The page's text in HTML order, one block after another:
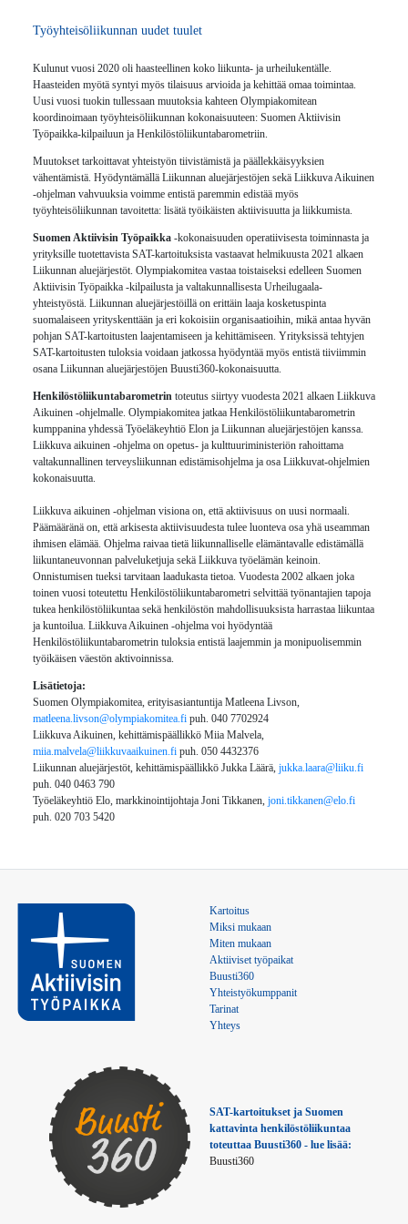
Työyhteisöliikunnan uudet tuulet
Kulunut vuosi 2020 oli haasteellinen koko liikunta- ja urheilukentälle.
Haasteiden myötä syntyi myös tilaisuus arvioida ja kehittää omaa toimintaa.
Uusi vuosi tuokin tullessaan muutoksia kahteen Olympiakomitean
koordinoimaan työyhteisöliikunnan kokonaisuuteen: Suomen Aktiivisin
Työpaikka-kilpailuun ja Henkilöstöliikuntabarometriin.
Muutokset tarkoittavat yhteistyön tiivistämistä ja päällekkäisyyksien
vähentämistä. Hyödyntämällä Liikunnan aluejärjestöjen sekä Liikkuva Aikuinen
-ohjelman vahvuuksia voimme entistä paremmin edistää myös
työyhteisöliikunnan tavoitetta: lisätä työikäisten aktiivisuutta ja liikkumista.
Suomen Aktiivisin Työpaikka -kokonaisuuden operatiivisesta toiminnasta ja
yrityksille tuotettavista SAT-kartoituksista vastaavat helmikuusta 2021 alkaen
Liikunnan aluejärjestöt. Olympiakomitea vastaa toistaiseksi edelleen Suomen
Aktiivisin Työpaikka -kilpailusta ja valtakunnallisesta Urheilugaala-
yhteistyöstä. Liikunnan aluejärjestöillä on erittäin laaja kosketuspinta
suomalaiseen yrityskenttään ja eri kokoisiin organisaatioihin, mikä antaa hyvän
pohjan SAT-kartoitusten laajentamiseen ja kehittämiseen. Yrityksissä tehtyjen
SAT-kartoitusten tuloksia voidaan jatkossa hyödyntää myös entistä tiiviimmin
osana Liikunnan aluejärjestöjen Buusti360-kokonaisuutta.
Henkilöstöliikuntabarometrin toteutus siirtyy vuodesta 2021 alkaen Liikkuva
Aikuinen -ohjelmalle. Olympiakomitea jatkaa Henkilöstöliikuntabarometrin
kumppanina yhdessä Työeläkeyhtiö Elon ja Liikunnan aluejärjestöjen kanssa.
Liikkuva aikuinen -ohjelma on opetus- ja kulttuuriministeriön rahoittama
valtakunnallinen terveysliikunnan edistämisohjelma ja osa Liikkuvat-ohjelmien
kokonaisuutta.
Liikkuva aikuinen -ohjelman visiona on, että aktiivisuus on uusi normaali.
Päämääränä on, että arkisesta aktiivisuudesta tulee luonteva osa yhä useamman
ihmisen elämää. Ohjelma raivaa tietä liikunnalliselle elämäntavalle edistämällä
liikuntaneuvonnan palveluketjuja sekä Liikkuva työelämän keinoin.
Onnistumisen tueksi tarvitaan laadukasta tietoa. Vuodesta 2002 alkaen joka
toinen vuosi toteutettu Henkilöstöliikuntabarometri selvittää työnantajien tapoja
tukea henkilöstöliikuntaa sekä henkilöstön mahdollisuuksista harrastaa liikuntaa
ja kuntoilua. Liikkuva Aikuinen -ohjelma voi hyödyntää
Henkilöstöliikuntabarometrin tuloksia entistä laajemmin ja monipuolisemmin
työikäisen väestön aktivoinnissa.
Lisätietoja:
Suomen Olympiakomitea, erityisasiantuntija Matleena Livson,
matleena.livson@olympiakomitea.fi puh. 040 7702924
Liikkuva Aikuinen, kehittämispäällikkö Miia Malvela,
miia.malvela@liikkuvaaikuinen.fi puh. 050 4432376
Liikunnan aluejärjestöt, kehittämispäällikkö Jukka Läärä, jukka.laara@liiku.fi
puh. 040 0463 790
Työeläkeyhtiö Elo, markkinointijohtaja Joni Tikkanen, joni.tikkanen@elo.fi
puh. 020 703 5420
Kartoitus
Miksi mukaan
Miten mukaan
Aktiiviset työpaikat
Buusti360
Yhteistyökumppanit
Tarinat
Yhteys
SAT-kartoitukset ja Suomen
kattavinta henkilöstöliikuntaa
toteuttaa Buusti360 - lue lisää:
Buusti360